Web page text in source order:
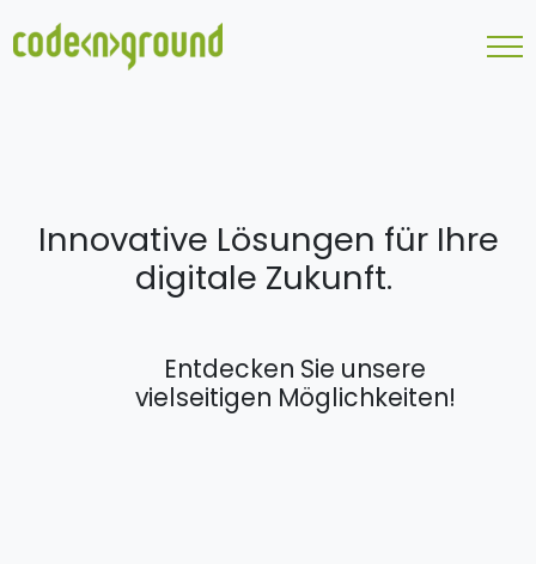
Innovative Lösungen für Ihre
digitale Zukunft.
Entdecken Sie unsere
vielseitigen Möglichkeiten!